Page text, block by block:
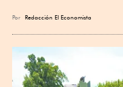
Por Redacción El Economista